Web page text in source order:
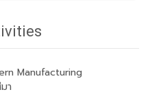
Manufacturing
า